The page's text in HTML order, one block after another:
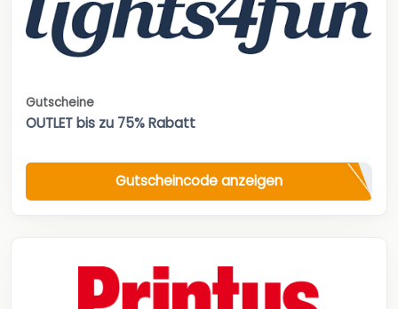
Gutscheine
OUTLET bis zu 75% Rabatt
Gutscheincode anzeigen